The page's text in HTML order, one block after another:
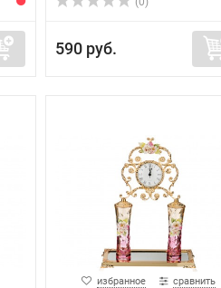
590 руб.
избранное сравнить